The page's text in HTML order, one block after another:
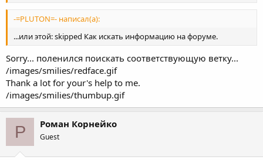
-=PLUTON=- написал(а):
...или этой: skipped Как искать информацию на форуме.
Sorry... поленился поискать соответствующую ветку...
/images/smilies/redface.gif
Thank a lot for your's help to me.
/images/smilies/thumbup.gif
Р Роман Корнейко
Guest